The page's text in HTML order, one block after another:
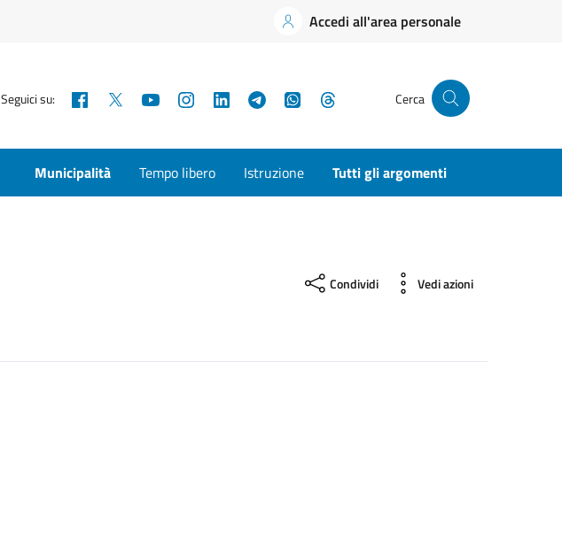
Accedi all'area personale
Seguici su: Facebook YouTubeInstagramLinkedInTelegramWhatsApp Cerca
Municipalità Tempo libero Istruzione Tutti gli argomenti
Condividi Vedi azioni